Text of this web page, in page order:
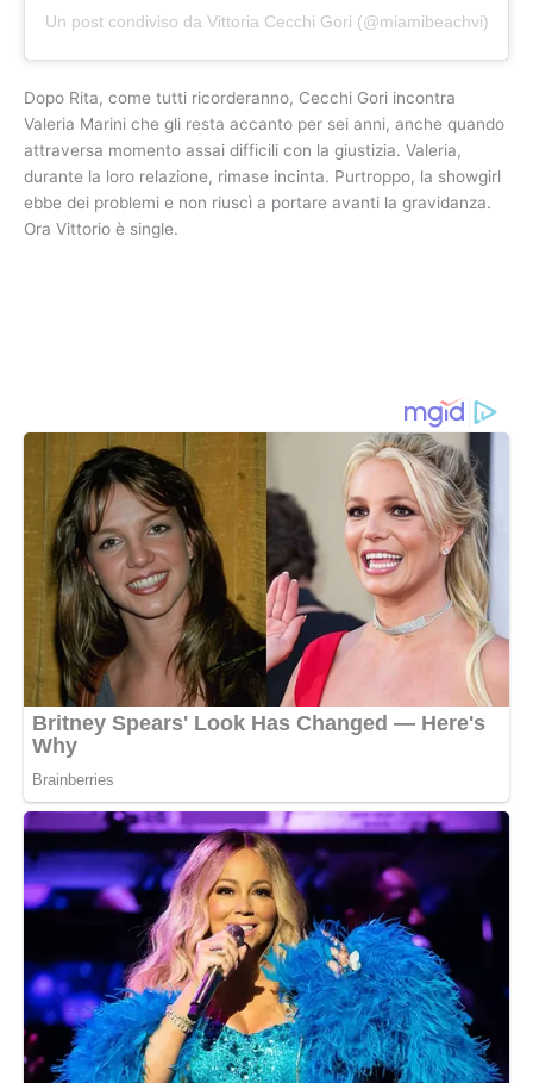
Un post condiviso da Vittoria Cecchi Gori (@miamibeachvi)
Dopo Rita, come tutti ricorderanno, Cecchi Gori incontra
Valeria Marini che gli resta accanto per sei anni, anche quando
attraversa momento assai difficili con la giustizia. Valeria,
durante la loro relazione, rimase incinta. Purtroppo, la showgirl
ebbe dei problemi e non riuscì a portare avanti la gravidanza.
Ora Vittorio è single.